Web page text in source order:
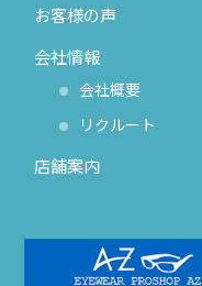
お客様の声
会社情報
会社概要
リクルート
店舗案内